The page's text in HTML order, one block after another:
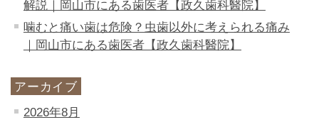
解説｜岡山市にある歯医者【政久歯科醫院】
噛むと痛い歯は危険？虫歯以外に考えられる痛み
｜岡山市にある歯医者【政久歯科醫院】
アーカイブ
2026年8月